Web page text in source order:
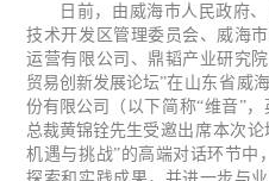
日前，由威海市人民政府
技术开发区管理委员会、威海
运营有限公司、鼎韬产业研究
贸易创新发展论坛”在山东省威
份有限公司
（以下简称“维音”
总裁黄锦铨先生受邀出席本次
机遇与挑战”的高端对话环节中